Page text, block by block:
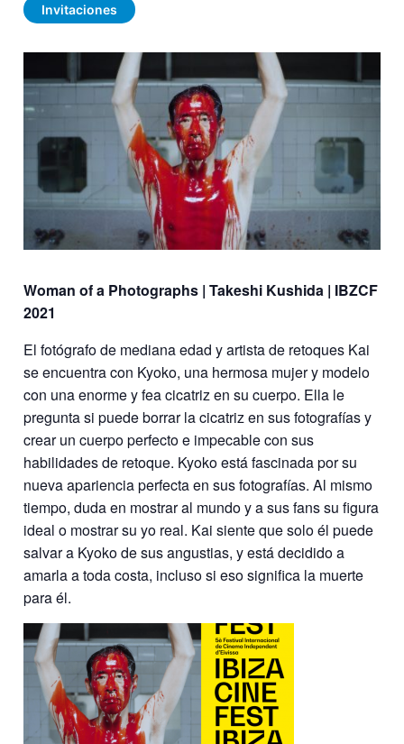
Invitaciones
Woman of a Photographs | Takeshi Kushida | IBZCF
2021
El fotógrafo de mediana edad y artista de retoques Kai
se encuentra con Kyoko, una hermosa mujer y modelo
con una enorme y fea cicatriz en su cuerpo. Ella le
pregunta si puede borrar la cicatriz en sus fotografías y
crear un cuerpo perfecto e impecable con sus
habilidades de retoque. Kyoko está fascinada por su
nueva apariencia perfecta en sus fotografías. Al mismo
tiempo, duda en mostrar al mundo y a sus fans su figura
ideal o mostrar su yo real. Kai siente que solo él puede
salvar a Kyoko de sus angustias, y está decidido a
amarla a toda costa, incluso si eso significa la muerte
para él.